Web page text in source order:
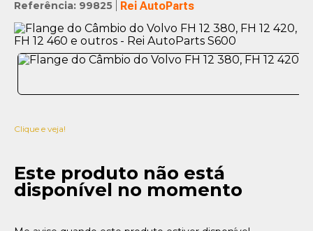
Referência: 99825 Rei AutoParts
Clique e veja!
Este produto não está
disponível no momento